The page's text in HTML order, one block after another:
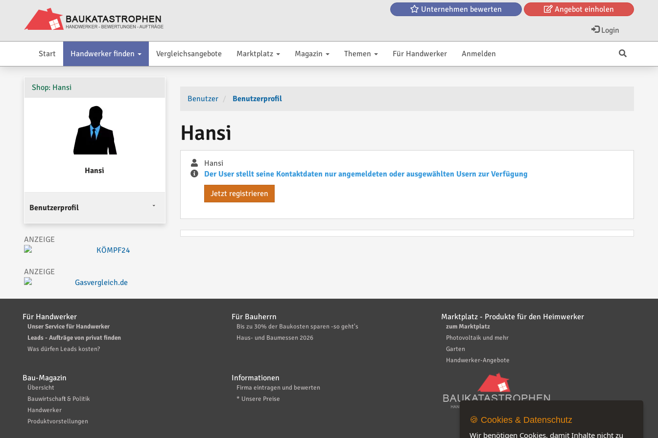
Unternehmen bewerten Angebot einholen
Login
Start Handwerker finden Vergleichsangebote Marktplatz Magazin Themen Für Handwerker Anmelden
Benutzer Benutzerprofil
Hansi
Hansi
Der User stellt seine Kontaktdaten nur angemeldeten oder ausgewählten Usern zur Verfügung
Jetzt registrieren
Shop: Hansi
Hansi
Benutzerprofil
Für Handwerker
Unser Service für Handwerker
Leads - Aufträge von privat finden
Was dürfen Leads kosten?
Für Bauherrn
Bis zu 30% der Baukosten sparen -so geht's
Haus- und Baumessen 2026
Marktplatz - Produkte für den Heimwerker
zum Marktplatz
Photovoltaik und mehr
Garten
Handwerker-Angebote
Bau-Magazin
Übersicht
Bauwirtschaft & Politik
Handwerker
Produktvorstellungen
Informationen
Firma eintragen und bewerten
* Unsere Preise
🍪 Cookies & Datenschutz
Wir benötigen Cookies, damit Inhalte nicht zu